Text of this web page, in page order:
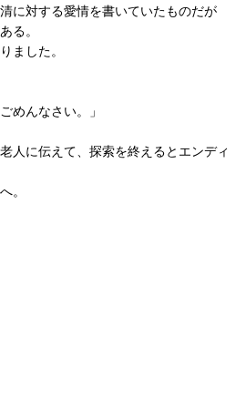
に対する愛情を書いていたものだが
る。
ました。
めんなさい。」
人に伝えて、探索を終えるとエンディ
。